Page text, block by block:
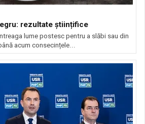
rezultate științifice
lume postesc pentru a slăbi sau din
acum consecințele...